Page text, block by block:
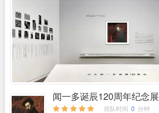
闻一多诞辰120周年纪念展
排队时间 0 分钟